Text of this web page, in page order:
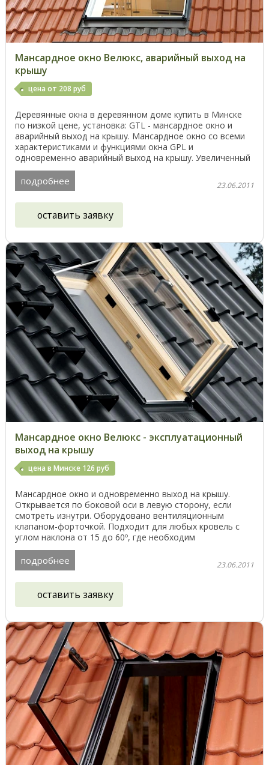
Мансардное окно Велюкс, аварийный выход на
крышу
цена от 208 руб
Деревянные окна в деревянном доме купить в Минске
по низкой цене, установка: GTL - мансардное окно и
аварийный выход на крышу. Мансардное окно со всеми
характеристиками и функциями окна GPL и
одновременно аварийный выход на крышу. Увеличенный
угол ...
подробнее 23.06.2011
оставить заявку
Мансардное окно Велюкс - эксплуатационный
выход на крышу
цена в Минске 126 руб
Мансардное окно и одновременно выход на крышу.
Открывается по боковой оси в левую сторону, если
смотреть изнутри. Оборудовано вентиляционным
клапаном-форточкой. Подходит для любых кровель с
углом наклона от 15 до 60º, где необходим
технологический ...
подробнее 23.06.2011
оставить заявку